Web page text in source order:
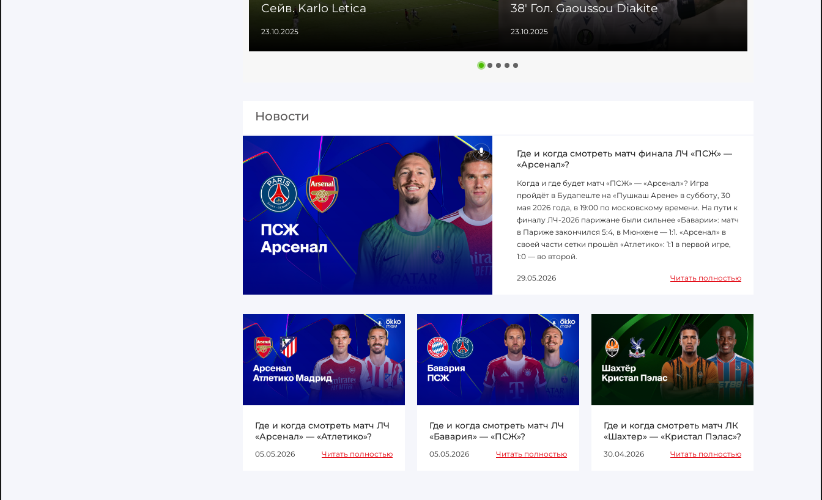
Сейв. Karlo Letica
23.10.2025
38' Гол. Gaoussou Diakite
23.10.2025
Новости
Где и когда смотреть матч финала ЛЧ «ПСЖ» —
«Арсенал»?
Когда и где будет матч «ПСЖ» — «Арсенал»? Игра
пройдёт в Будапеште на «Пушкаш Арене» в субботу, 30
мая 2026 года, в 19:00 по московскому времени. На пути к
финалу ЛЧ-2026 парижане были сильнее «Баварии»: матч
в Париже закончился 5:4, в Мюнхене — 1:1. «Арсенал» в
своей части сетки прошёл «Атлетико»: 1:1 в первой игре,
1:0 — во второй.
29.05.2026 Читать полностью
Где и когда смотреть матч ЛЧ
«Арсенал» — «Атлетико»?
05.05.2026 Читать полностью
Где и когда смотреть матч ЛЧ
«Бавария» — «ПСЖ»?
05.05.2026 Читать полностью
Где и когда смотреть матч ЛК
«Шахтер» — «Кристал Пэлас»?
30.04.2026 Читать полностью